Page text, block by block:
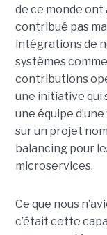
de ce monde ont
contribué pas
intégrations de
systèmes
contributions
une initiative qui
une équipe
sur un projet
balancing pour
microservices.
Ce que nous
c’était cette